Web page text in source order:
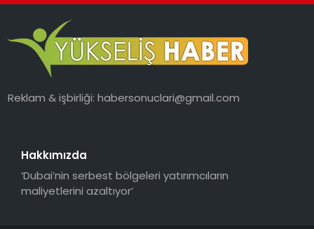
Reklam & işbirliği:habersonuclari@gmail.com
Hakkımızda
‘Dubai’nin serbest bölgeleri yatırımcıların
maliyetlerini azaltıyor’